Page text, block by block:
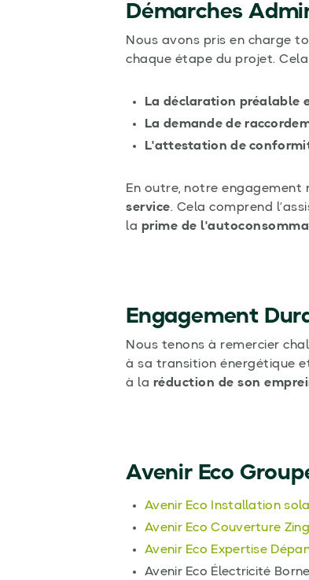
Démarches
Nous avons pris en charge
chaque étape du projet.
La déclaration préalable
La demande de
L'attestation de
En outre, notre engagement
service. Cela comprend
la prime de
Engagement
Nous tenons à remercier
à sa transition énergétique
à la réduction de son
Avenir Eco
Avenir Eco Installation
Avenir Eco Couverture
Avenir Eco Expertise
Avenir Eco Électricité